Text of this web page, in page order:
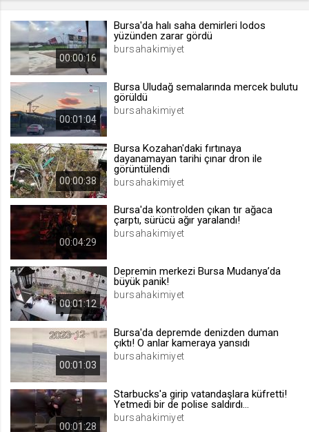
[hash]
.web.tv
Site içeriği önerme
1 yıl
voteLike*
.web.tv
1 ay
.web.tv
İsimsiz ziyaretçi için site içeriği
00:00:16
Bursa'da halı saha demirleri lodos
yüzünden zarar gördü
bursahakimiyet
00:01:04
Bursa Uludağ semalarında mercek bulutu
görüldü
bursahakimiyet
00:00:38
Bursa Kozahan'daki fırtınaya
dayanamayan tarihi çınar dron ile
görüntülendi
bursahakimiyet
00:04:29
Bursa'da kontrolden çıkan tır ağaca
çarptı, sürücü ağır yaralandı!
bursahakimiyet
00:01:12
Depremin merkezi Bursa Mudanya’da
büyük panik!
bursahakimiyet
00:01:03
Bursa'da depremde denizden duman
çıktı! O anlar kameraya yansıdı
bursahakimiyet
00:01:28
Starbucks'a girip vatandaşlara küfretti!
Yetmedi bir de polise saldırdı...
bursahakimiyet